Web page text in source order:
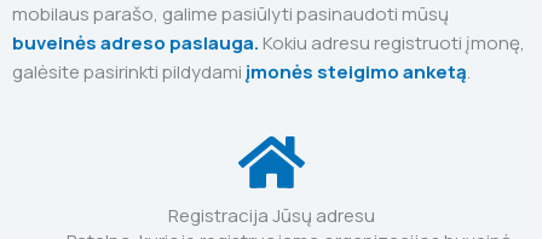
mobilaus parašo, galime pasiūlyti pasinaudoti mūsų
buveinės adreso paslauga. Kokiu adresu registruoti įmonę,
galėsite pasirinkti pildydamiįmonės steigimo anketą.
Registracija Jūsų adresu